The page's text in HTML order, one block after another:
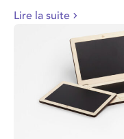
Lire la suite